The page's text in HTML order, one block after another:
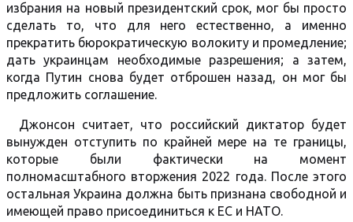
избрания на новый президентский срок, мог бы просто
сделать то, что для него естественно, а именно
прекратить бюрократическую волокиту и промедление;
дать украинцам необходимые разрешения; а затем,
когда Путин снова будет отброшен назад, он мог бы
предложить соглашение.
Джонсон считает, что российский диктатор будет
вынужден отступить по крайней мере на те границы,
которые были фактически на момент
полномасштабного вторжения 2022 года. После этого
остальная Украина должна быть признана свободной и
имеющей право присоединиться к ЕС и НАТО.